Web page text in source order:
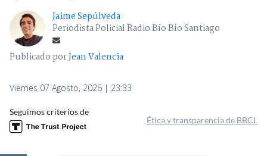
Jaime Sepúlveda
Periodista Policial Radio Bío Bío Santiago
Publicado porJean Valencia
Viernes 07 Agosto, 2026 | 23:33
Seguimos criterios de
Ética y transparencia de BBCL